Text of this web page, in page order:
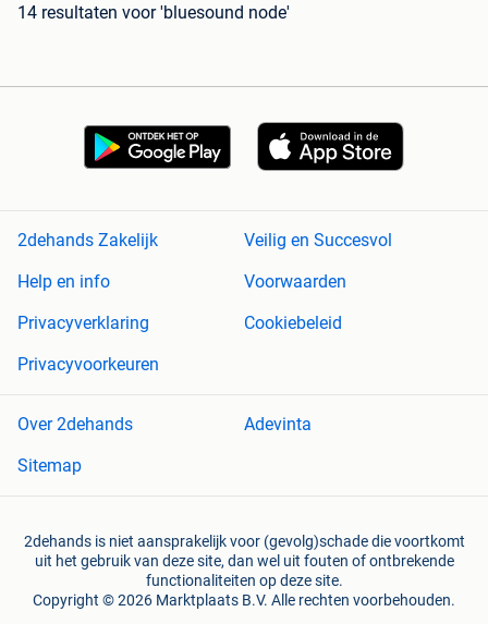
14 resultaten voor 'bluesound node'
2dehands Zakelijk
Veilig en Succesvol
Help en info
Voorwaarden
Privacyverklaring
Cookiebeleid
Privacyvoorkeuren
Over 2dehands
Adevinta
Sitemap
2dehands is niet aansprakelijk voor (gevolg)schade die voortkomt
uit het gebruik van deze site, dan wel uit fouten of ontbrekende
functionaliteiten op deze site.
Copyright © 2026 Marktplaats B.V. Alle rechten voorbehouden.